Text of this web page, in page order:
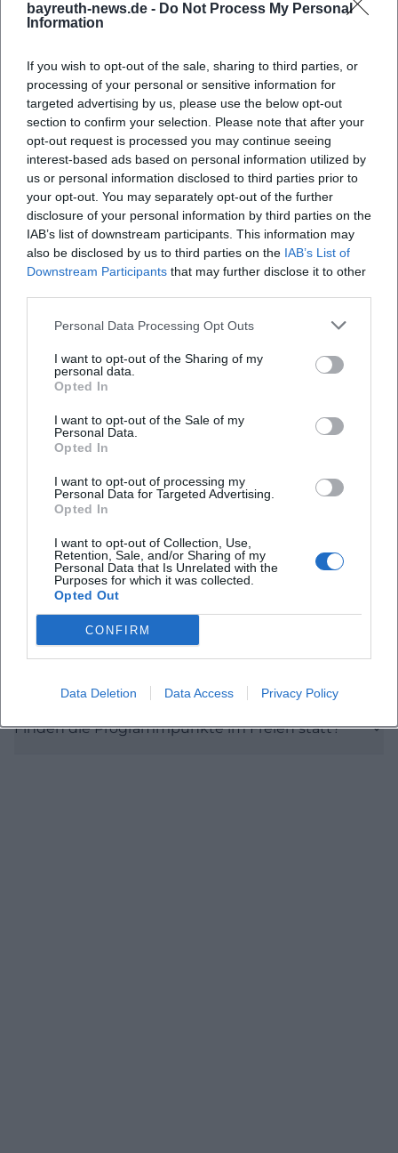
bayreuth-news.de - Do Not Process My Personal
Information
If you wish to opt-out of the sale, sharing to third parties, or
processing of your personal or sensitive information for
targeted advertising by us, please use the below opt-out
section to confirm your selection. Please note that after your
opt-out request is processed you may continue seeing
interest-based ads based on personal information utilized by
us or personal information disclosed to third parties prior to
your opt-out. You may separately opt-out of the further
disclosure of your personal information by third parties on the
IAB’s list of downstream participants. This information may
also be disclosed by us to third parties on the IAB’s List of
Downstream Participants that may further disclose it to other
Personal Data Processing Opt Outs
I want to opt-out of the Sharing of my
personal data.
Opted In
I want to opt-out of the Sale of my
Personal Data.
Opted In
I want to opt-out of processing my
Personal Data for Targeted Advertising.
Opted In
I want to opt-out of Collection, Use,
Retention, Sale, and/or Sharing of my
Personal Data that Is Unrelated with the
Purposes for which it was collected.
Opted Out
CONFIRM
Data Deletion Data Access Privacy Policy
Map unavailable
Open in Google Maps
Häufig gestellte Fragen
Wann beginnt das Pottensteiner Musikfest?
Wo findet die Veranstaltung statt?
Ist der Veranstaltungsort zentral erreichbar?
Finden die Programmpunkte im Freien statt?